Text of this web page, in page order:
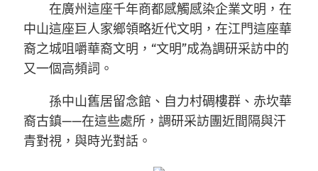
在廣州這座千年商都感觸感染企業文明，在
中山這座巨人家鄉領略近代文明，在江門這座華
裔之城咀嚼華裔文明，“文明”成為調研采訪中的
又一個高頻詞。
孫中山舊居留念館、自力村碉樓群、赤坎華
裔古鎮——在這些處所，調研采訪團近間隔與汗
青對視，與時光對話。